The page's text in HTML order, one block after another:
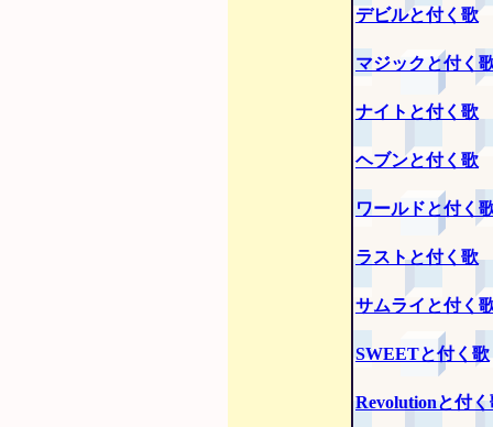
デビルと付く歌
マジックと付く
ナイトと付く歌
ヘブンと付く歌
ワールドと付く
ラストと付く歌
サムライと付く
SWEETと付く歌
Revolutionと付く